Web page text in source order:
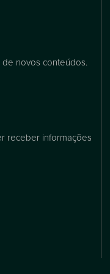
novos conteúdos.
receber informações